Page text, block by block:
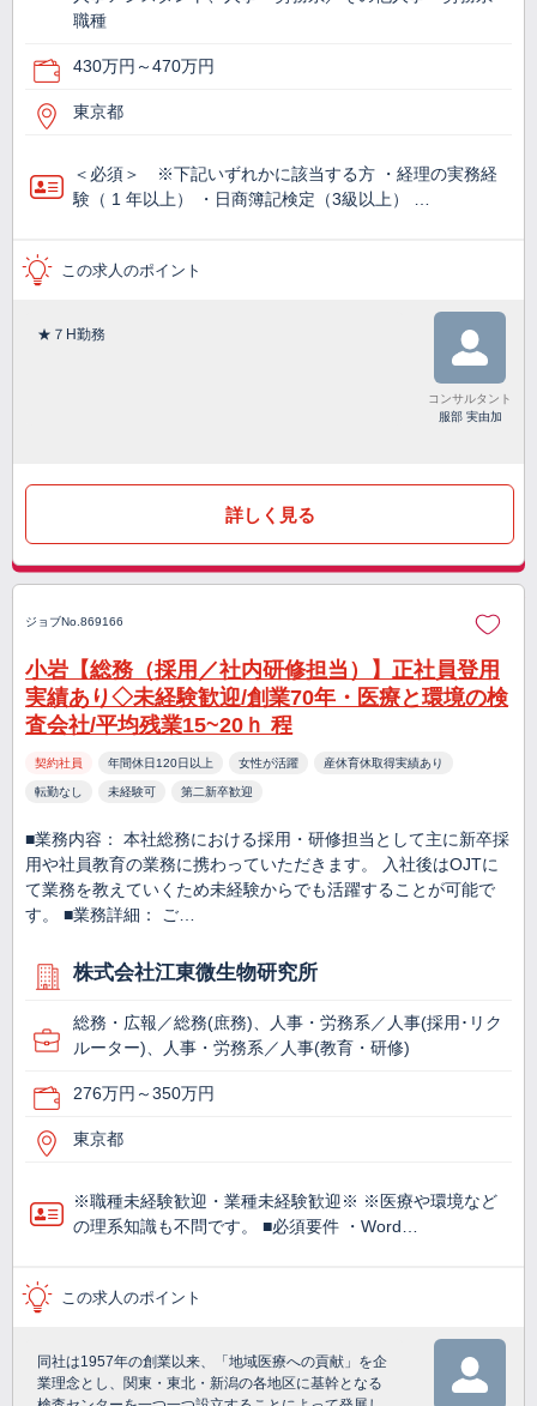
職種
430万円～470万円
東京都
＜必須＞ ※下記いずれかに該当する方 ・経理の実務経
験（ 1 年以上） ・日商簿記検定（3級以上） …
この求人のポイント
★７H勤務
コンサルタント
服部 実由加
詳しく見る
ジョブNo.869166
小岩【総務（採用／社内研修担当）】正社員登用
実績あり◇未経験歓迎/創業70年・医療と環境の検
査会社/平均残業15~20ｈ 程
契約社員 年間休日120日以上 女性が活躍 産休育休取得実績あり
転勤なし 未経験可 第二新卒歓迎
■業務内容： 本社総務における採用・研修担当として主に新卒採
用や社員教育の業務に携わっていただきます。 入社後はOJTに
て業務を教えていくため未経験からでも活躍することが可能で
す。 ■業務詳細： ご…
株式会社江東微生物研究所
総務・広報／総務(庶務)、人事・労務系／人事(採用･リク
ルーター)、人事・労務系／人事(教育・研修)
276万円～350万円
東京都
※職種未経験歓迎・業種未経験歓迎※ ※医療や環境など
の理系知識も不問です。 ■必須要件 ・Word…
この求人のポイント
同社は1957年の創業以来、「地域医療への貢献」を企
業理念とし、関東・東北・新潟の各地区に基幹となる